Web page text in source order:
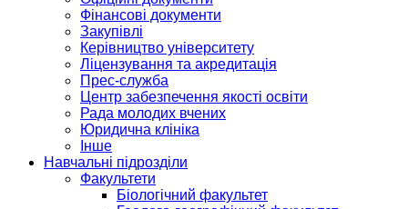
Фінансові документи
Закупівлі
Керівництво університету
Ліцензування та акредитація
Прес-служба
Центр забезпечення якості освіти
Рада молодих вчених
Юридична клініка
Інше
Навчальні підрозділи
Факультети
Біологічний факультет